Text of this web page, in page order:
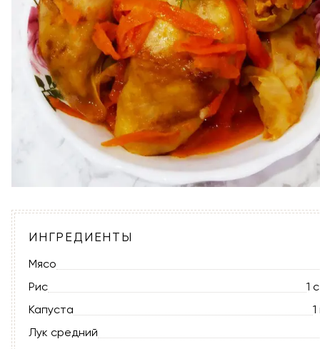
ИНГРЕДИЕНТЫ
Мясо
Рис
1
Капуста
Лук средний